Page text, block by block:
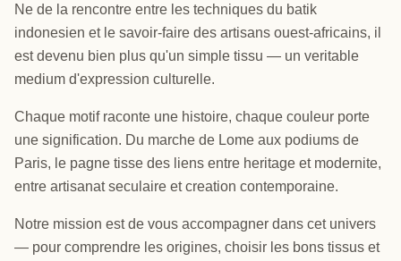
Ne de la rencontre entre les techniques du batik
indonesien et le savoir-faire des artisans ouest-africains, il
est devenu bien plus qu'un simple tissu — un veritable
medium d'expression culturelle.
Chaque motif raconte une histoire, chaque couleur porte
une signification. Du marche de Lome aux podiums de
Paris, le pagne tisse des liens entre heritage et modernite,
entre artisanat seculaire et creation contemporaine.
Notre mission est de vous accompagner dans cet univers
— pour comprendre les origines, choisir les bons tissus et